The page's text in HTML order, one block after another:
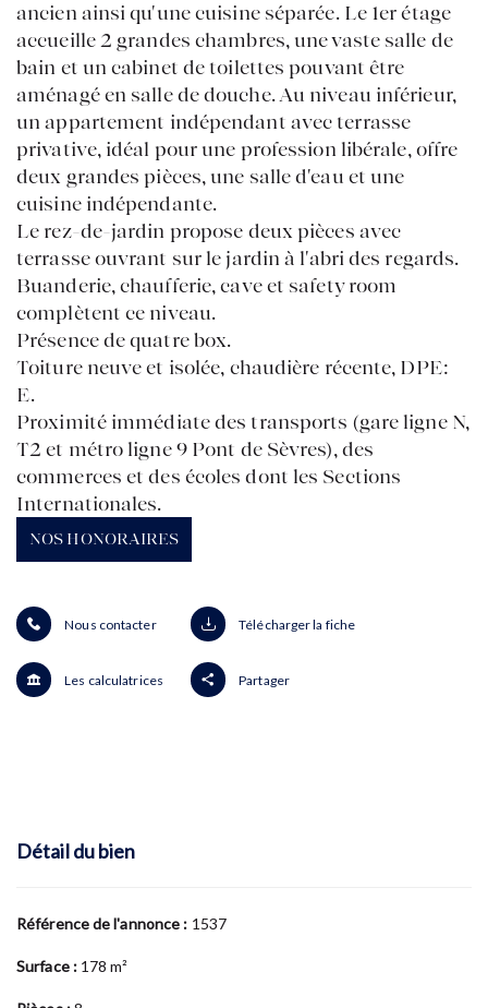
ACCUEIL
ACHETER
VENDRE
ESTIMER
BIENS VENDUS
LOUER
ÉQUIPE
ACTUALITÉS
AGENCES
mon compte EN
Détail du bien
Référence de l'annonce : 1537
Surface : 178 m²
ancien ainsi qu'une cuisine séparée. Le 1er étage
accueille 2 grandes chambres, une vaste salle de
bain et un cabinet de toilettes pouvant être
aménagé en salle de douche. Au niveau inférieur,
un appartement indépendant avec terrasse
privative, idéal pour une profession libérale, offre
deux grandes pièces, une salle d'eau et une
cuisine indépendante.
Le rez-de-jardin propose deux pièces avec
terrasse ouvrant sur le jardin à l'abri des regards.
Buanderie, chaufferie, cave et safety room
complètent ce niveau.
Présence de quatre box.
Toiture neuve et isolée, chaudière récente, DPE:
E.
Proximité immédiate des transports (gare ligne N,
T2 et métro ligne 9 Pont de Sèvres), des
commerces et des écoles dont les Sections
Internationales.
NOS HONORAIRES
Nous contacter
Les calculatrices
Télécharger la fiche
Partager